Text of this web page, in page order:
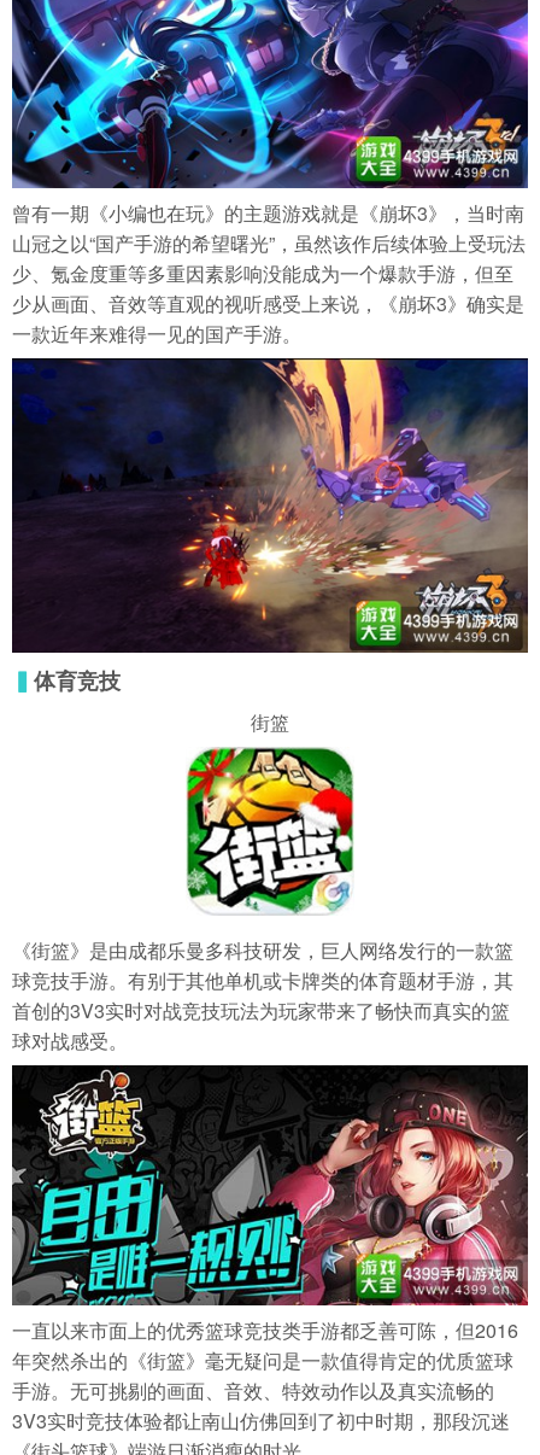
曾有一期《小编也在玩》的主题游戏就是《崩坏3》，当时南
山冠之以“国产手游的希望曙光”，虽然该作后续体验上受玩法
少、氪金度重等多重因素影响没能成为一个爆款手游，但至
少从画面、音效等直观的视听感受上来说，《崩坏3》确实是
一款近年来难得一见的国产手游。
▍体育竞技
街篮
《街篮》是由成都乐曼多科技研发，巨人网络发行的一款篮
球竞技手游。有别于其他单机或卡牌类的体育题材手游，其
首创的3V3实时对战竞技玩法为玩家带来了畅快而真实的篮
球对战感受。
一直以来市面上的优秀篮球竞技类手游都乏善可陈，但2016
年突然杀出的《街篮》毫无疑问是一款值得肯定的优质篮球
手游。无可挑剔的画面、音效、特效动作以及真实流畅的
3V3实时竞技体验都让南山仿佛回到了初中时期，那段沉迷